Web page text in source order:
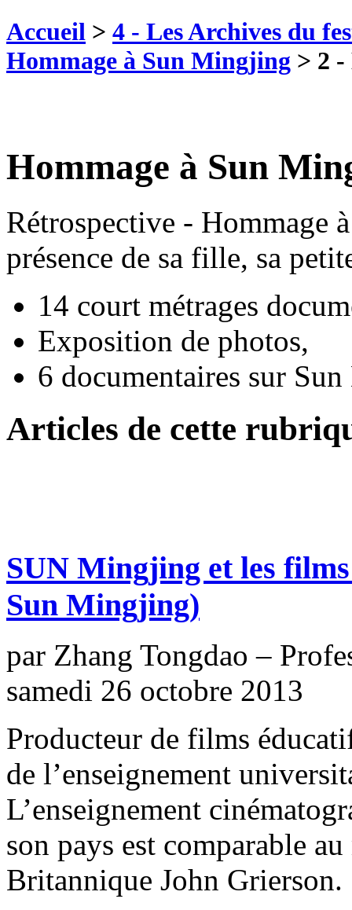
Accueil > 4 - Les Archives du
Hommage à Sun Mingjing > 2
Hommage à Sun
Rétrospective - Hommage
présence de sa fille, sa
14 court métrages
Exposition de photos,
6 documentaires sur
Articles de cette
SUN Mingjing et les
Sun Mingjing)
par Zhang Tongdao –
samedi 26 octobre 2013
Producteur de films
de l’enseignement
L’enseignement
son pays est comparable
Britannique John Grierson.